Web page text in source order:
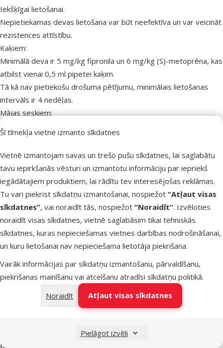
Šī tīmekļa vietne izmanto sīkdatnes
Vietnē izmantojam savas un trešo pušu sīkdatnes, lai saglabātu
tavu iepirkšanās vēsturi un izmantotu informāciju par iepriekš
iegādātajiem produktiem, lai rādītu tev interesējošas reklāmas.
Tu vari piekrist sīkdatņu izmantošanai, nospiežot “Atļaut visas
sīkdatnes”, vai noraidīt tās, nospiežot “Noraidīt”. Izvēloties
noraidīt visas sīkdatnes, vietnē saglabāsim tikai tehniskās
sīkdatnes, kuras nepieciešamas vietnes darbības nodrošināšanai,
un kuru lietošanai nav nepieciešama lietotāja piekrišana.
Vairāk informācijas par sīkdatņu izmantošanu, pārvaldīšanu,
piekrišanas mainīšanu vai atcelšanu atradīsi sīkdatņu politikā.
Noraidīt
Atļaut visas sīkdatnes
Pielāgot izvēli
Iekšķīgai lietošanai.
Nepietiekamas devas lietošana var būt neefektīva un var veicināt
rezistences attīstību.
Kaķiem:
Minimālā deva ir 5 mg/kg fipronila un 6 mg/kg (S)-metoprēna, kas
atbilst vienai 0,5 ml pipetei kaķim.
Tā kā nav pietiekošu drošuma pētījumu, minimālais lietošanas
intervāls ir 4 nedēļas.
Mājas seskiem:
Deva ir 50 mg fipronila un 60 mg (S)-metoprēna, kas atbilst
vienai 0,5 ml pipetei mājas seskam.
Minimālais lietošanas intervāls ir 4 nedēļas.
Ārstējot pret blusu un/vai ērču invāziju, lēmumu par atkārtotas
ārstēšanas nepieciešamību un biežumu jābalsta uz profesionālu
ieteikumu un jāņem vērā vietējā epidemioloģiskā situācija un
dzīvnieka dzīvesveids.
Lietošanas metode:
Turēt pipeti vertikāli. Uzsist pa pipetes šaurāko daļu, lai
nodrošinātu, ka saturs atrodas pipetes paplašinātajā daļā.
starp kakla pamatni un lāpstiņām līdz redzama āda. Novietot
pipetes galu uz ādas un saspiest pipeti vairākas reizes, lai
iztukšotu tās saturu pilnībā un tieši uz ādas vienā punktā.